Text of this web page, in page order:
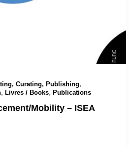
Curating, Publishing,
, Livres / Books, Publications
Mobility – ISEA